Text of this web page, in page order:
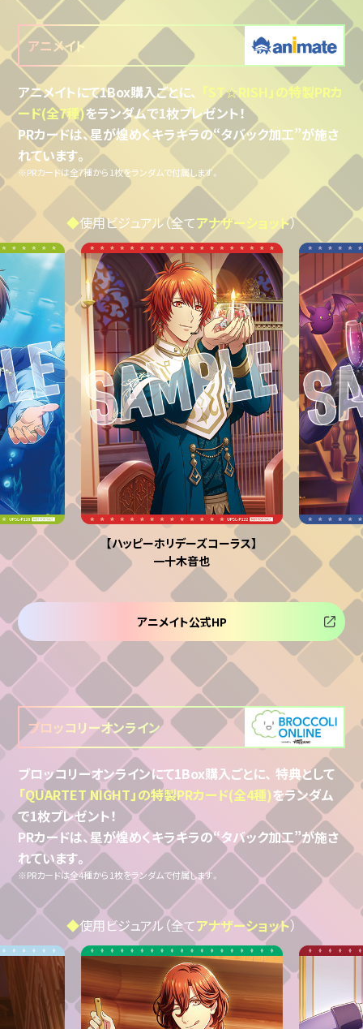
アニメイト
アニメイトにて1Box購入ごとに、 「ST☆RISH」の特製PRカ
ード(全7種)をランダムで1枚プレゼント！
PRカードは、星が煌めくキラキラの“タバック加工”が施さ
れています。
※PRカードは全7種から1枚をランダムで付属します。
◆使用ビジュアル（全てアナザーショット）
【ハッピーホリデーズコーラス】
一十木音也
アニメイト公式HP
ブロッコリーオンライン
ブロッコリーオンラインにて1Box購入ごとに、特典として
「QUARTET NIGHT」の特製PRカード(全4種)をランダム
で1枚プレゼント！
PRカードは、星が煌めくキラキラの“タバック加工”が施さ
れています。
※PRカードは全4種から1枚をランダムで付属します。
◆使用ビジュアル（全てアナザーショット）